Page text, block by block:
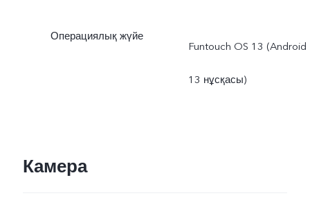
Операциялық жүйе
Funtouch OS 13 (Android
13 нұсқасы)
Камера